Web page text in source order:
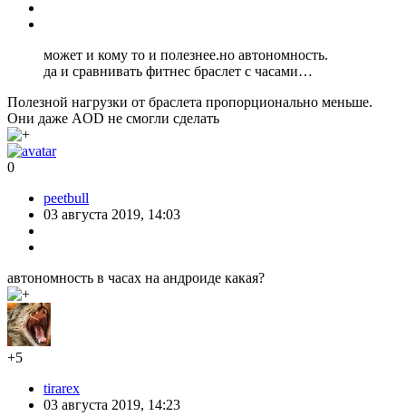
может и кому то и полезнее.но автономность.
да и сравнивать фитнес браслет с часами…
Полезной нагрузки от браслета пропорционально меньше.
Они даже AOD не смогли сделать
0
peetbull
03 августа 2019, 14:03
автономность в часах на андроиде какая?
+5
tirarex
03 августа 2019, 14:23